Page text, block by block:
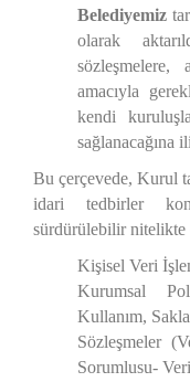
Belediyemiz
olarak
sözleşmelere,
amacıyla
kendi
sağlanacağına
Bu çerçevede, Kurul
idari tedbirler
sürdürülebilir nitelikte
Kişisel Veri
Kurumsal
Kullanım,
Sözleşmeler
Sorumlusu-